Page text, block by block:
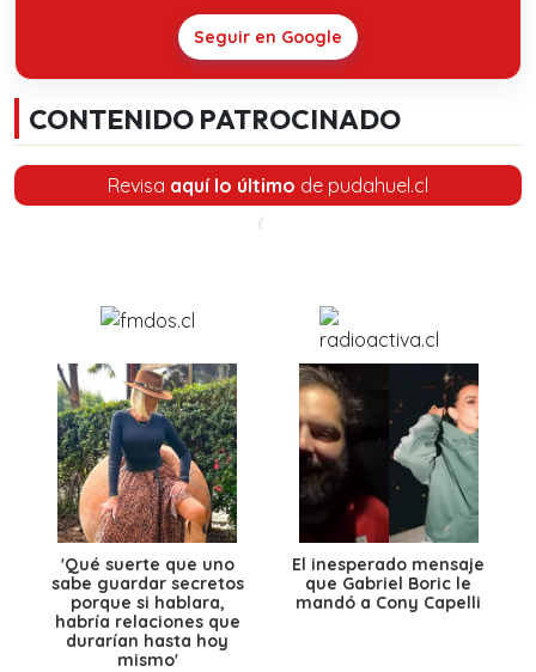
Seguir en Google
CONTENIDO PATROCINADO
Revisa aquí lo último de pudahuel.cl
'Qué suerte que uno
sabe guardar secretos
porque si hablara,
habría relaciones que
durarían hasta hoy
mismo'
El inesperado mensaje
que Gabriel Boric le
mandó a Cony Capelli